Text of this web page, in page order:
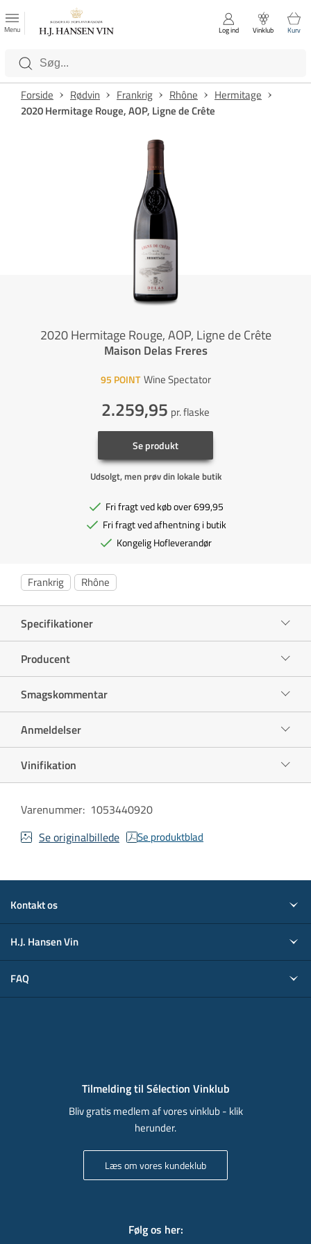
Luk
Kategorier
Menu Log ind Vinklub Kurv
Forside Rødvin Frankrig Rhône
Hermitage
2020 Hermitage Rouge, AOP, Ligne de Crête
2020 Hermitage Rouge, AOP, Ligne de Crête
Maison Delas Freres
95 POINT Wine Spectator
2.259,95 pr. flaske
Se produkt
Udsolgt, men prøv din lokale butik
Fri fragt ved køb over 699,95
Fri fragt ved afhentning i butik
Kongelig Hofleverandør
Frankrig Rhône
Specifikationer
Producent
Smagskommentar
Anmeldelser
Vinifikation
Varenummer: 1053440920
Se originalbillede
Se produktblad
Kontakt os
H.J. Hansen Vin
FAQ
Tilmelding til Sélection Vinklub
Bliv gratis medlem af vores vinklub - klik
herunder.
Læs om vores kundeklub
Følg os her: